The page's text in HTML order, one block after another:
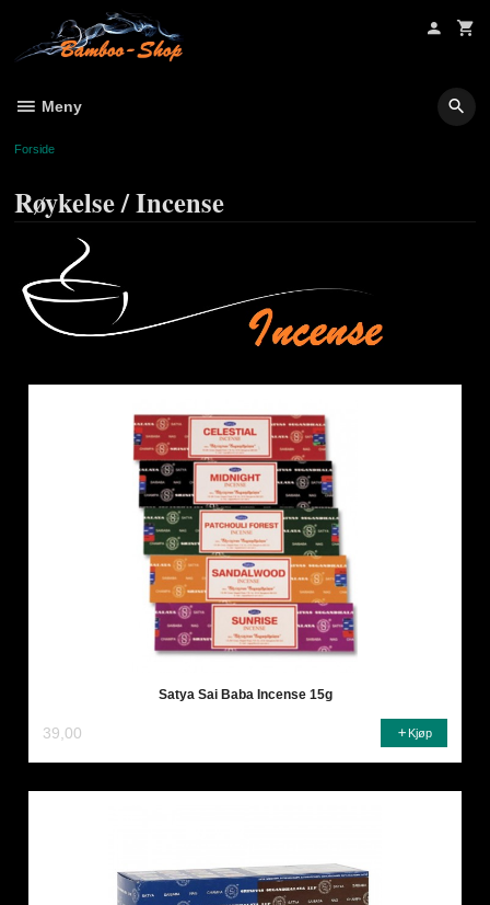
innholdet
Meny
Forside
Røykelse / Incense
Satya Sai Baba Incense 15g
39,00 Kjøp